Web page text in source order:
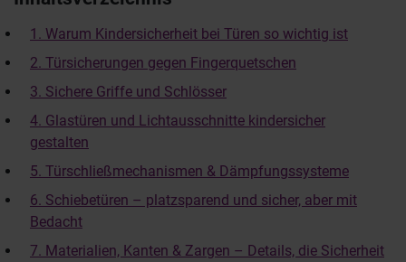
1. Warum Kindersicherheit bei Türen so wichtig ist
2. Türsicherungen gegen Fingerquetschen
3. Sichere Griffe und Schlösser
4. Glastüren und Lichtausschnitte kindersicher
gestalten
5. Türschließmechanismen & Dämpfungssysteme
6. Schiebetüren – platzsparend und sicher, aber mit
Bedacht
7. Materialien, Kanten & Zargen – Details, die Sicherheit